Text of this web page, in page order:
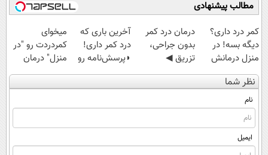
مطالب پیشنهادی
کمر درد داری؟
دیگه بسه! در
منزل درمانش
کن
(◀پرسش‌نامه)
درمان درد کمر
بدون جراحی،
تزریق ◀
پرسش‌نامه رو پر
کن ▶
آخرین باری که
درد کمر داری!
◗پرسش‌نامه رو
پر کن◖
میخوای
کمردردت رو "در
منزل" درمان
کنی؟ (◂فیلم +
◂پرسش‌نامه)
نظر شما
نام
ایمیل